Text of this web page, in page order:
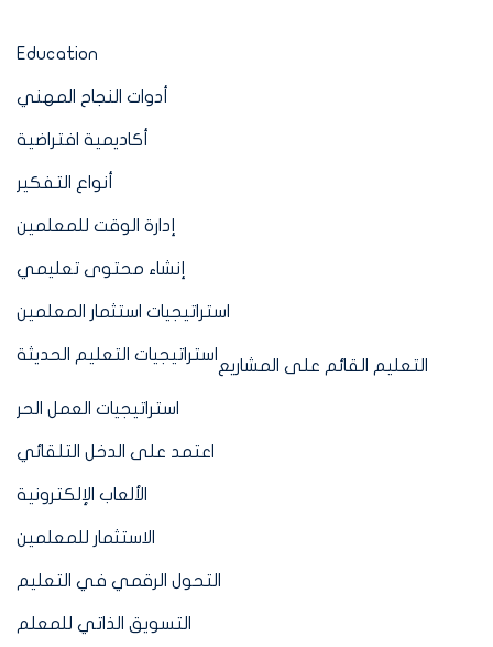
Education
أدوات النجاح المهني
أكاديمية افتراضية
أنواع التفكير
إدارة الوقت للمعلمين
إنشاء محتوى تعليمي
استراتيجيات استثمار المعلمين
استراتيجيات التعليم الحديثة
التعليم القائم على المشاريع
استراتيجيات العمل الحر
اعتمد على الدخل التلقائي
الألعاب الإلكترونية
الاستثمار للمعلمين
التحول الرقمي في التعليم
التسويق الذاتي للمعلم